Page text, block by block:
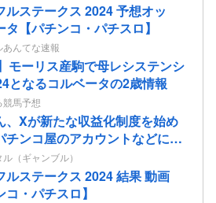
ルステークス 2024 予想オッ
タ【パチンコ・パチスロ】
あんてな速報
モーリス産駒で母レシステンシ
となるコルベータの2歳情報
馬予想
、Xが新たな収益化制度を始め
チンコ屋のアカウントなどに有
なってほしいと懇願「自分を助
ませんか」
（ギャンブル）
ルステークス 2024 結果 動画
コ・パチスロ】